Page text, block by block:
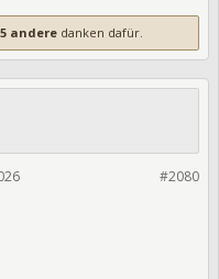
5 andere danken dafür.
#2080